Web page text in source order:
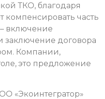
ТКО, благодаря
часть
включение
заключение договора
Компании,
это предложение
«Экоинтегратор»